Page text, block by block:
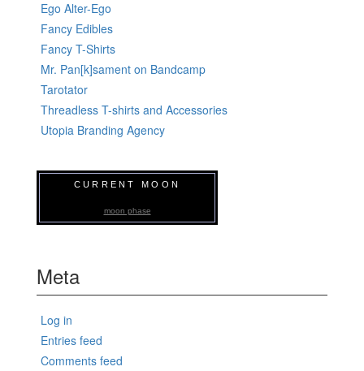
Ego Alter-Ego
Fancy Edibles
Fancy T-Shirts
Mr. Pan[k]sament on Bandcamp
Tarotator
Threadless T-shirts and Accessories
Utopia Branding Agency
CURRENT MOON
moon phase
Meta
Log in
Entries feed
Comments feed